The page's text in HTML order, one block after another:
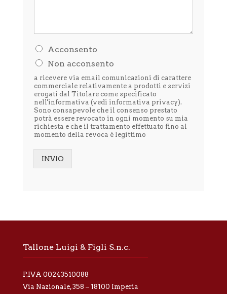
H
l
e
t
t
o
l
i
n
f
r
a
i
v
c
y
Acconsento
Non acconsento
a ricevere via email comunicazioni di carattere
commerciale relativamente a prodotti e servizi
erogati dal Titolare come specificato
nell'informativa (vedi informativa privacy).
Sono consapevole che il consenso prestato
potrà essere revocato in ogni momento su mia
richiesta e che il trattamento effettuato fino al
momento della revoca è legittimo
INVIO
Tallone Luigi & Figli S.n.c.
P.IVA 00243510088
Via Nazionale, 358 – 18100 Imperia